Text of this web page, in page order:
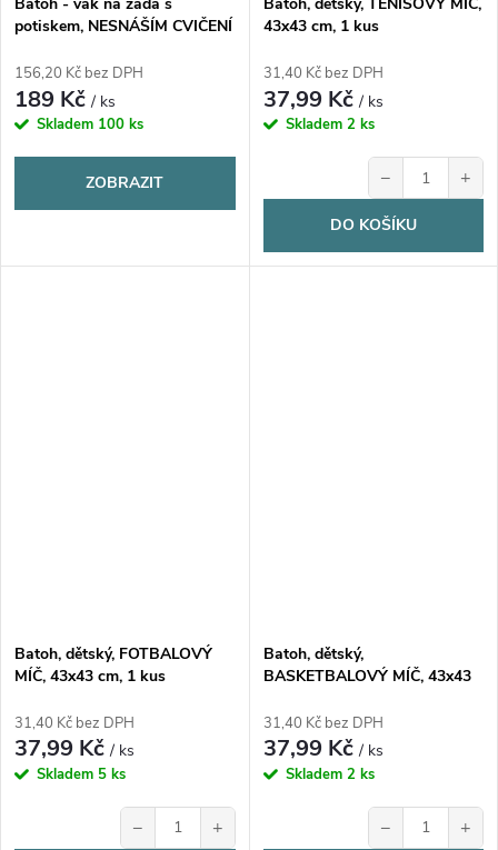
Batoh - vak na záda s
potiskem, NESNÁŠÍM CVIČENÍ
37x41cm, 1 kus
156,20 Kč bez DPH
189 Kč/ ks
Skladem 100 ks
ZOBRAZIT
Batoh, dětský, TENISOVÝ MÍČ,
43x43 cm, 1 kus
31,40 Kč bez DPH
37,99 Kč/ ks
Skladem 2 ks
− +
DO KOŠÍKU
Batoh, dětský, FOTBALOVÝ
MÍČ, 43x43 cm, 1 kus
31,40 Kč bez DPH
37,99 Kč/ ks
Skladem 5 ks
− +
Batoh, dětský,
BASKETBALOVÝ MÍČ, 43x43
31,40 Kč bez DPH
37,99 Kč/ ks
Skladem 2 ks
− +